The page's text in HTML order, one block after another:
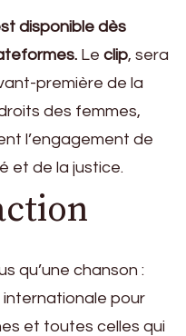
disponible dès
Le clip, sera
première de la
des femmes,
l’engagement de
et de la justice.
qu’une chanson :
internationale pour
et toutes celles qui